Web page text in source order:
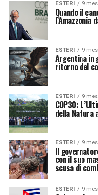
ESTERI 9
Quando il
l’Amazzonia
ESTERI 9
Argentina in
ritorno del
ESTERI 9
COP30:
della Natura
ESTERI 9
Il
con il suo
scusa di
ESTERI 9